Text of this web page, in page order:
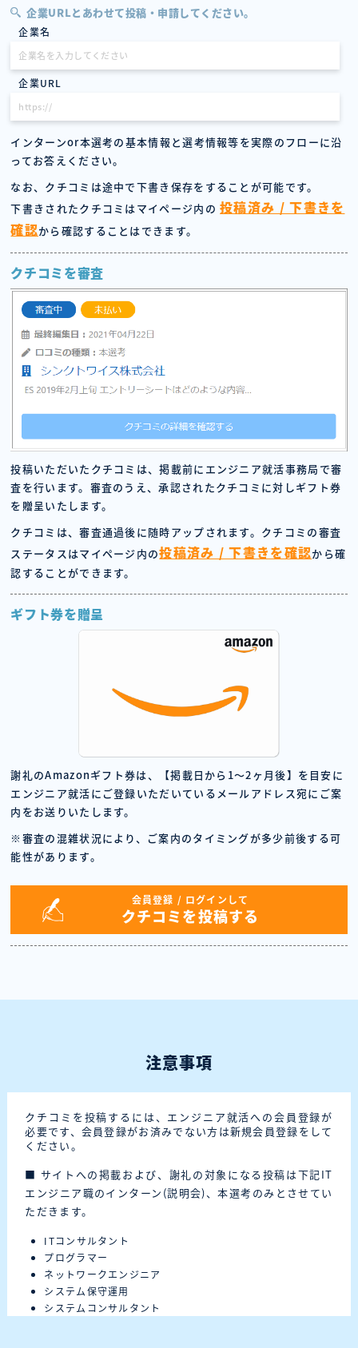
企業URLとあわせて投稿・申請してください。
企業名
企業名を入力してください
企業URL
https://
インターンor本選考の基本情報と選考情報等を実際のフローに沿
ってお答えください。
なお、クチコミは途中で下書き保存をすることが可能です。
下書きされたクチコミはマイページ内の投稿済み / 下書きを
確認から確認することはできます。
クチコミを審査
投稿いただいたクチコミは、掲載前にエンジニア就活事務局で審
査を行います。審査のうえ、承認されたクチコミに対しギフト券
を贈呈いたします。
クチコミは、審査通過後に随時アップされます。クチコミの審査
ステータスはマイページ内の投稿済み / 下書きを確認から確
認することができます。
ギフト券を贈呈
謝礼のAmazonギフト券は、【掲載日から1〜2ヶ月後】を目安に
エンジニア就活にご登録いただいているメールアドレス宛にご案
内をお送りいたします。
※審査の混雑状況により、ご案内のタイミングが多少前後する可
能性があります。
会員登録 / ログインして
クチコミを投稿する
注意事項
クチコミを投稿するには、エンジニア就活への会員登録が
必要です、会員登録がお済みでない方は新規会員登録をして
ください。
■ サイトへの掲載および、謝礼の対象になる投稿は下記IT
エンジニア職のインターン(説明会)、本選考のみとさせてい
ただきます。
ITコンサルタント
プログラマー
ネットワークエンジニア
システム保守運用
システムコンサルタント